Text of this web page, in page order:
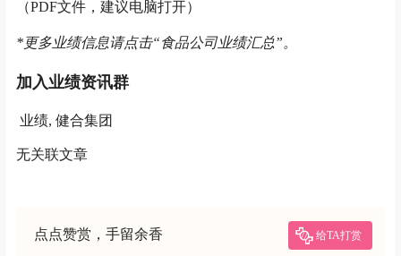
（PDF文件，建议电脑打开）
*更多业绩信息请点击“食品公司业绩汇总”。
加入业绩资讯群
业绩, 健合集团
无关联文章
点点赞赏，手留余香 给TA打赏